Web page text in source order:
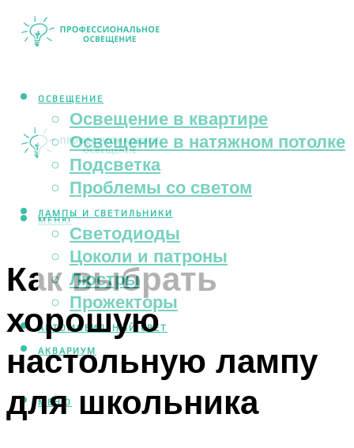
ОСВЕЩЕНИЕ
Освещение в квартире
Освещение в натяжном потолке
Подсветка
Проблемы со светом
ЛАМПЫ И СВЕТИЛЬНИКИ
Светодиоды
Цоколи и патроны
Люстры
Прожекторы
АВТОМОБИЛЬНЫЙ СВЕТ
АКВАРИУМ
МЕНЮ
МЕНЮ
Как выбрать
хорошую
настольную лампу
для школьника